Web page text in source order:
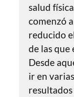
salud
comenzó
reducido
de las que
Desde
ir en